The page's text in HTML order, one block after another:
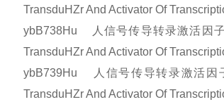
TransduHZr And Activator Of
ybB738Hu 人信号传导转录激活因
TransduHZr And Activator Of
ybB739Hu 人信号传导转录激活因
TransduHZr And Activator Of